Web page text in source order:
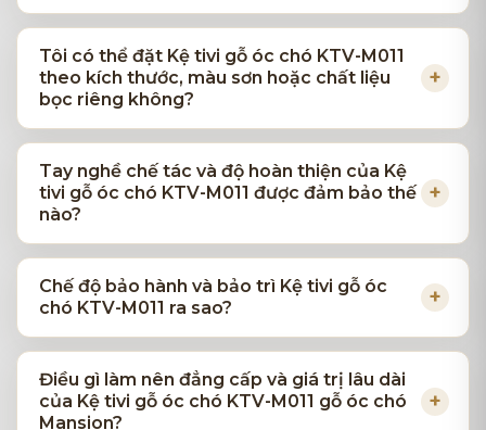
Tôi có thể đặt Kệ tivi gỗ óc chó KTV-M011
theo kích thước, màu sơn hoặc chất liệu
bọc riêng không?
Tay nghề chế tác và độ hoàn thiện của Kệ
tivi gỗ óc chó KTV-M011 được đảm bảo thế
nào?
Chế độ bảo hành và bảo trì Kệ tivi gỗ óc
chó KTV-M011 ra sao?
Điều gì làm nên đẳng cấp và giá trị lâu dài
của Kệ tivi gỗ óc chó KTV-M011 gỗ óc chó
Mansion?